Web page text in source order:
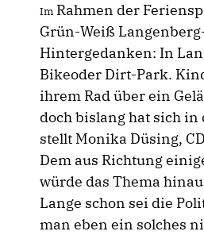
Im Rahmen der
Grün-Weiß
Hintergedanken: In
Bikeoder Dirt-Park.
ihrem Rad über ein
doch bislang hat sich in
stellt Monika Düsing,
Dem aus Richtung
würde das Thema
Lange schon sei die
man eben ein solches